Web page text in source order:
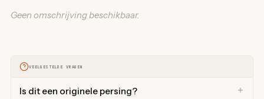
Geen omschrijving beschikbaar.
VEELGESTELDE VRAGEN
Is dit een originele persing?